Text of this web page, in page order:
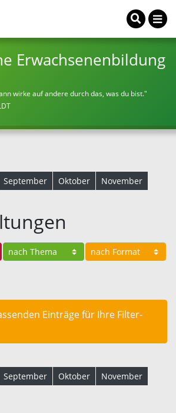
Erwachsenenbildung
wirke auf andere durch das, was du bist."
September Oktober
November
Einträge für Ihre Filter-
September Oktober
November